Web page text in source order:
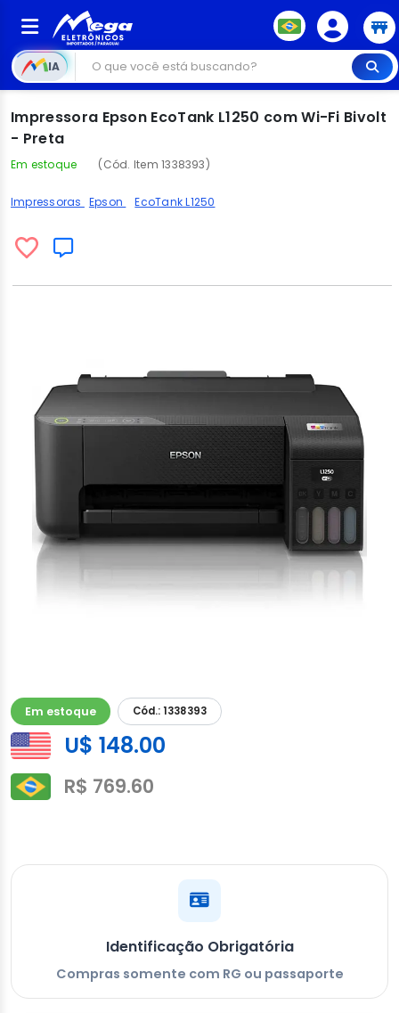
IA
Impressora Epson EcoTank L1250 com Wi-Fi Bivolt
- Preta
Em estoque (Cód. Item 1338393)
Impressoras Epson EcoTank L1250
Em estoque Cód.: 1338393
U$ 148.00
R$ 769.60
Identificação Obrigatória
Compras somente com RG ou passaporte